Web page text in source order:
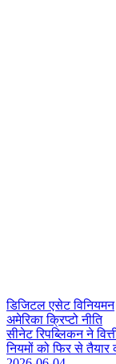
डिजिटल एसेट विनियमन
अमेरिका क्रिप्टो नीति
सनट रपबकन न व
नयम क फर स तयर